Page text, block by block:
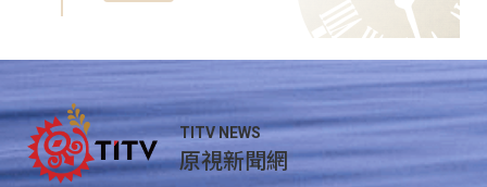
TITV NEWS
原視新聞網